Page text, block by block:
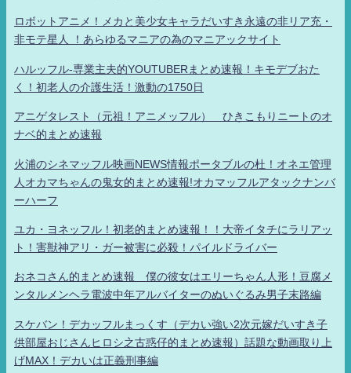
ロボットアニメ！メカと美少女キャラだいすき永遠の非リア充・
非モテ星人 ！あらゆるマニアの為のマニアックサイト
ハルッフル-専業主夫的YOUTUBERまとめ速報！キモデブおた
く！初老人の介護生活！激動の1750日
アニゲタレスト（元祖！アニメッフル） ひきこもりニートのオ
ナベ的まとめ速報
火浦のシネマッフル映画NEWS情報ポータブルの杜！オネエ管理
人オカマちゃんの鬼女的まとめ速報!オカマッフルアタックナンバ
ーハーフ
ユカ・ヨネッフル！初老的まとめ速報！！大帝イタチにラリアッ
ト！害獣神アリ・ガー被害に必殺！パイルドライバー
おネコさん的まとめ速報 僕の彼女はエリーちゃん人形！豆腐メ
ンタルメンヘラ電波中年アルバイターのぬいぐるみ男子末路編
スケバン！デカッフルまっくす（デカい強い2次元嫁だいすき子
供部屋おじさんヒロシ之古惑仔的まとめ速報）話題な動画取り上
げMAX！デカいは正義刑事編